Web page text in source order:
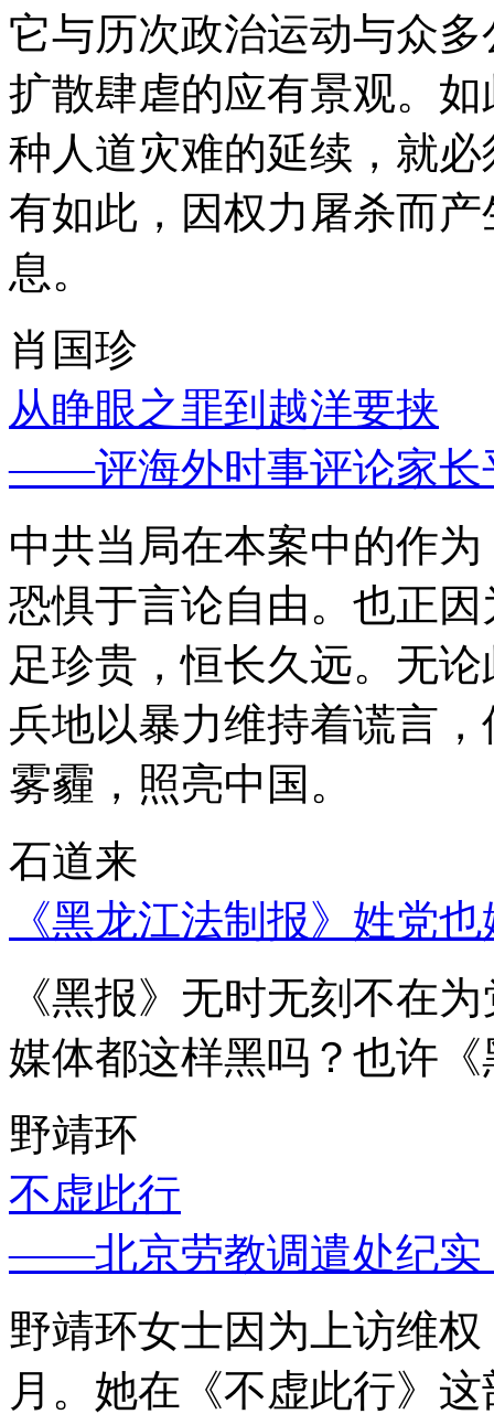
它与历次政治运动与众
扩散肆虐的应有景观。
种人道灾难的延续，就
有如此，因权力屠杀而
息。
肖国珍
从睁眼之罪到越洋要挟
——评海外时事评论家长
中共当局在本案中的作
恐惧于言论自由。也正
足珍贵，恒长久远。无
兵地以暴力维持着谎言
雾霾，照亮中国。
石道来
《黑龙江法制报》姓党
《黑报》无时无刻不在
媒体都这样黑吗？也许
野靖环
不虚此行
——北京劳教调遣处纪实
野靖环女士因为上访维
月。她在《不虚此行》